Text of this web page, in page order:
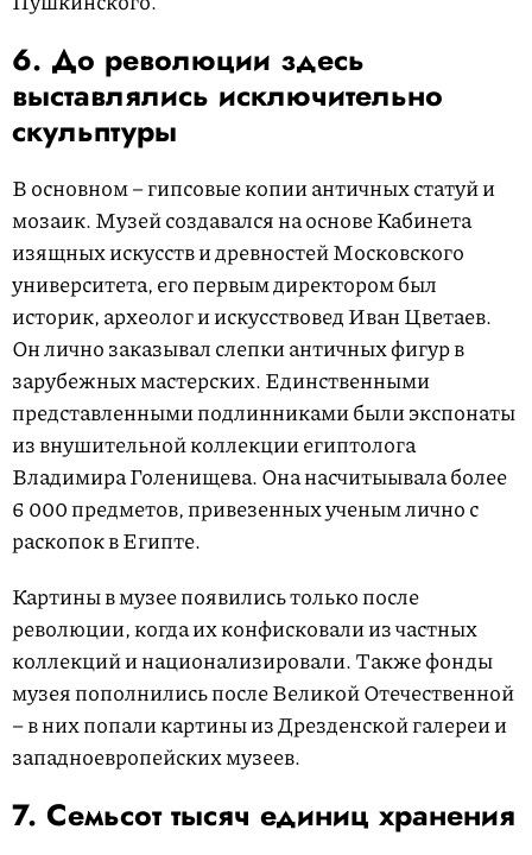
6. До революции здесь
выставлялись исключительно
скульптуры
В основном – гипсовые копии античных статуй и
мозаик. Музей создавался на основе Кабинета
изящных искусств и древностей Московского
университета, его первым директором был
историк, археолог и искусствовед Иван Цветаев.
Он лично заказывал слепки античных фигур в
зарубежных мастерских. Единственными
представленными подлинниками были экспонаты
из внушительной коллекции египтолога
Владимира Голенищева. Она насчитыывала более
6 000 предметов, привезенных ученым лично с
раскопок в Египте.
Картины в музее появились только после
революции, когда их конфисковали из частных
коллекций и национализировали. Также фонды
музея пополнились после Великой Отечественной
– в них попали картины из Дрезденской галереи и
западноевропейских музеев.
7. Семьсот тысяч единиц хранения